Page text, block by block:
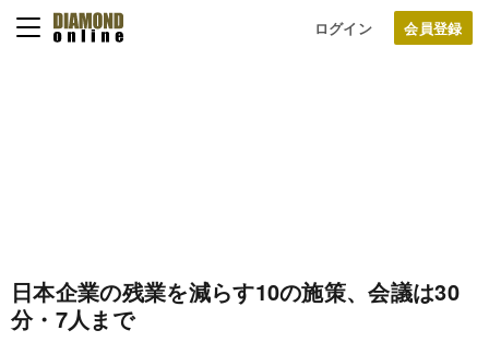
ログイン
日本企業の残業を減らす10の施策、会議は30
分・7人まで